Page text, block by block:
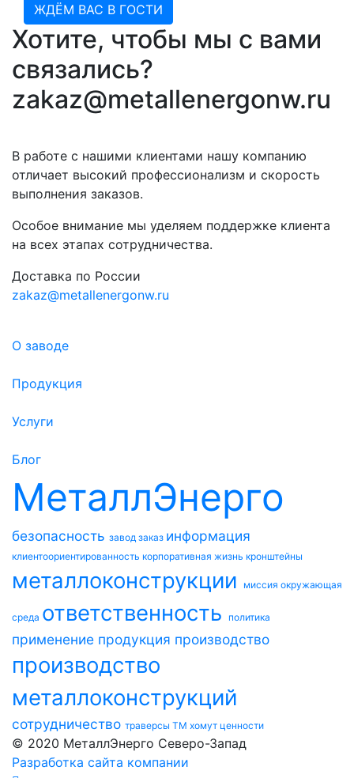
ЖДЁМ ВАС В ГОСТИ
Хотите, чтобы мы с вами
связались?
zakaz@metallenergonw.ru
В работе с нашими клиентами нашу компанию
отличает высокий профессионализм и скорость
выполнения заказов.
Особое внимание мы уделяем поддержке клиента
на всех этапах сотрудничества.
Доставка по России
zakaz@metallenergonw.ru
О заводе
Продукция
Услуги
Блог
МеталлЭнерго
безопасность завод заказ информация
клиентоориентированность корпоративная жизнь кронштейны
металлоконструкции миссия окружающая
среда ответственность политика
применение продукция производство
производство
металлоконструкций
сотрудничество траверсы ТМ хомут ценности
© 2020 МеталлЭнерго Северо-Запад
Разработка сайта компании